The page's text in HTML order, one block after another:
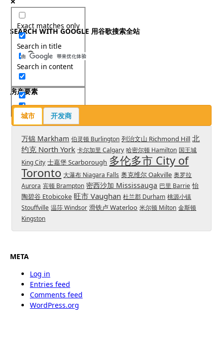
Exact matches only
Search in title
Search in content
SEARCH WITH GOOGLE 用谷歌搜索全站
房产要素
城市 开发商
万锦 Markham 伯灵顿 Burlington 列治文山 Richmond Hill 北
约克 North York 卡尔加里 Calgary 哈密尔顿 Hamilton 国王城
King City 士嘉堡 Scarborough 多伦多市 City of
Toronto 大瀑布 Niagara Falls 奥克维尔 Oakville 奥罗拉
Aurora 宾顿 Brampton 密西沙加 Mississauga 巴里 Barrie 怡
陶碧谷 Etobicoke 旺市 Vaughan 杜兰郡 Durham 桃源小镇
Stouffville 温莎 Windsor 滑铁卢 Waterloo 米尔顿 Milton 金斯顿
Kingston
META
Log in
Entries feed
Comments feed
WordPress.org